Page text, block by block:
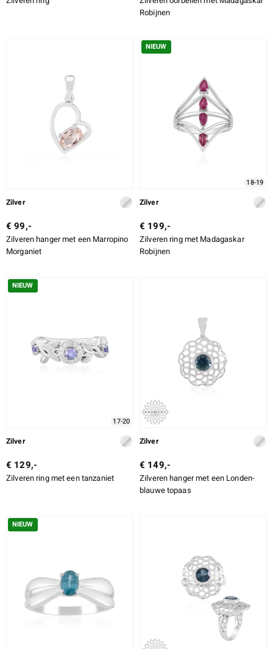
Robijnen
Zilver
€ 99,-
Zilveren hanger met een Marropino
Morganiet
NIEUW
18-19
Zilver
€ 199,-
Zilveren ring met Madagaskar
Robijnen
NIEUW
17-20
Zilver
€ 129,-
Zilveren ring met een tanzaniet
Zilver
€ 149,-
Zilveren hanger met een Londen-
blauwe topaas
NIEUW